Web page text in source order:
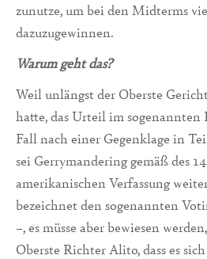
zunutze, um bei den Midterms
dazuzugewinnen.
Warum geht das?
Weil unlängst der Oberste
hatte, das Urteil im sogenannten
Fall nach einer Gegenklage in
sei Gerrymandering gemäß des
amerikanischen Verfassung
bezeichnet den sogenannten
–, es müsse aber bewiesen
Oberste Richter Alito, dass es